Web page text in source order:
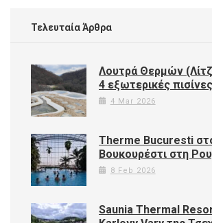
Τελευταία Άρθρα
Λουτρά Θερμών
4 εξωτερικές πισίνες
4 Mar 2026
Therme Bucuresti
Βουκουρέστι στη
8 Feb 2026
Saunia Thermal